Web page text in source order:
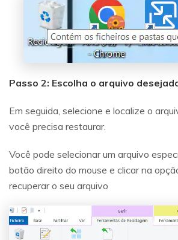
Passo 2: Escolha o arquivo
Em seguida, selecione e localize o
você precisa restaurar.
Você pode selecionar um arquivo
botão direito do mouse e clicar na
recuperar o seu arquivo